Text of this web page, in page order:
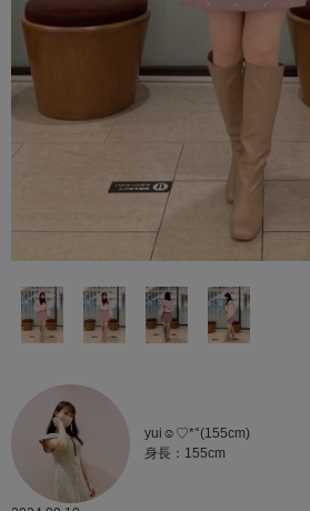
yui☺︎♡*°(155cm)
身長：155cm